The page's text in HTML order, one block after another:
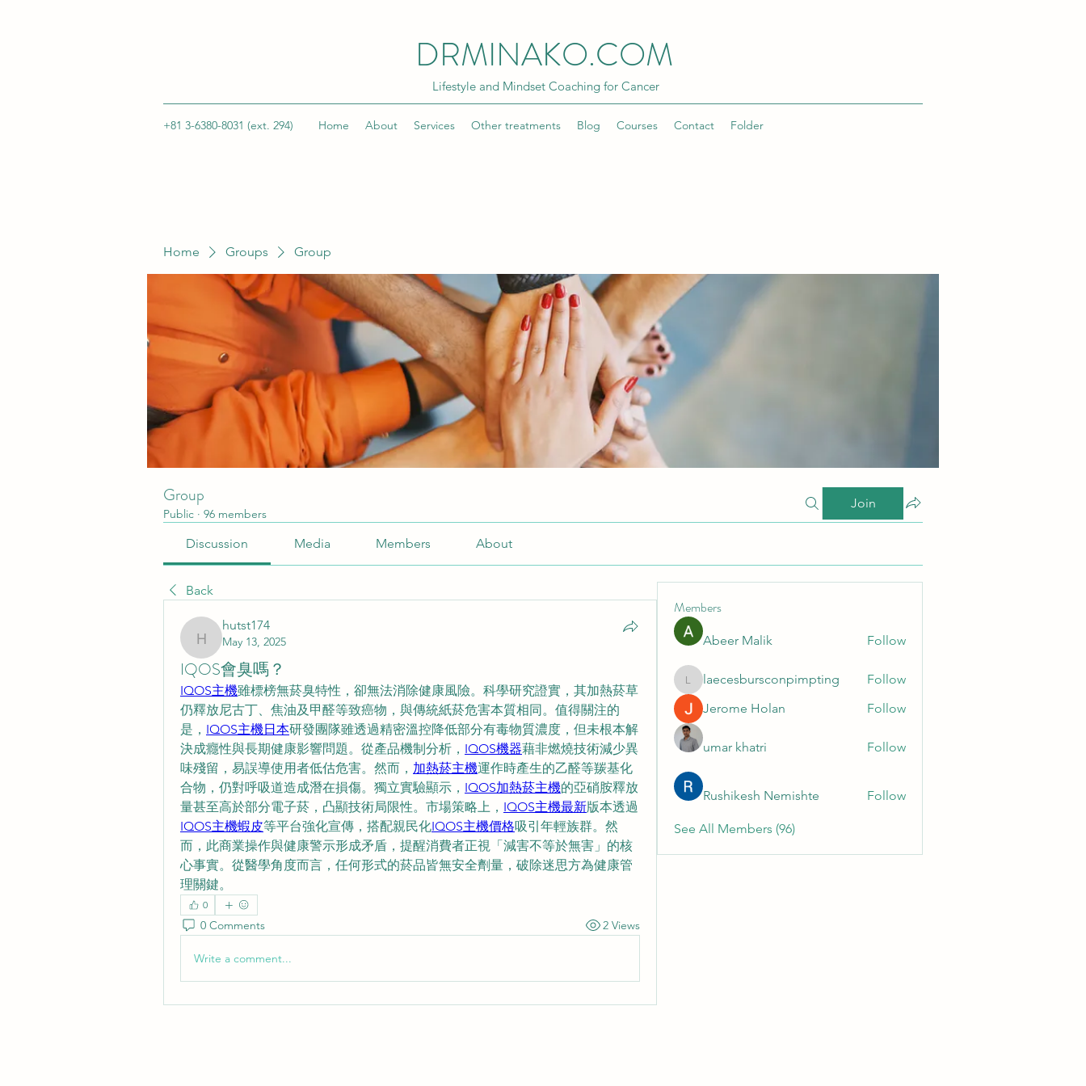
DRMINAKO.COM
Lifestyle and Mindset Coaching for Cancer
+81 3-6380-8031 (ext. 294) Home About Services Other treatments Blog Courses Contact Folder
Home Groups Group
Group
Public · 96 members
Join
Discussion Media Members About
Back
hutst174
hutst174
May 13, 2025
IQOS會臭嗎？
​​IQOS主機​​雖標榜無菸臭特性，卻無法消除健康風險。科學研究證實，其加熱菸草
仍釋放尼古丁、焦油及甲醛等致癌物，與傳統紙菸危害本質相同。值得關注的
是，​​ IQOS主機日本​​研發團隊雖透過精密溫控降低部分有毒物質濃度，但未根本解
決成癮性與長期健康影響問題。從產品機制分析， ​​IQOS機器​​藉非燃燒技術減少異
味殘留，易誤導使用者低估危害。然而，​​ 加熱菸主機​​運作時產生的乙醛等羰基化
合物，仍對呼吸道造成潛在損傷。獨立實驗顯示， ​​IQOS加熱菸主機​​的亞硝胺釋放
量甚至高於部分電子菸，凸顯技術局限性。市場策略上， ​​IQOS主機最新​​版本透過
IQOS主機蝦皮​​等平台強化宣傳，搭配親民化​​IQOS主機價格​​吸引年輕族群。然
而，此商業操作與健康警示形成矛盾，提醒消費者正視「減害不等於無害」的核
心事實。從醫學角度而言，任何形式的菸品皆無安全劑量，破除迷思方為健康管
理關鍵。
0
0 Comments 2 Views
Write a comment...
Members
Abeer Malik Follow
laecesbursconpimpting
laecesbursconpimpting
Follow
Jerome Holan
Follow
umar khatri Follow
Rushikesh Nemishte Follow
See All Members (96)